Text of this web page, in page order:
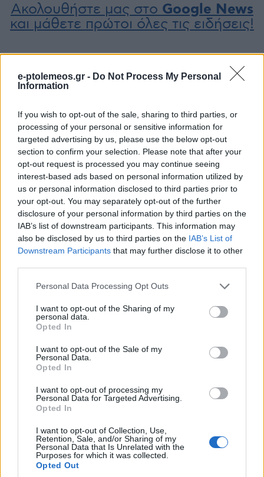
e-ptolemeos.gr - Do Not Process My Personal
Information
If you wish to opt-out of the sale, sharing to third parties, or
processing of your personal or sensitive information for
targeted advertising by us, please use the below opt-out
section to confirm your selection. Please note that after your
opt-out request is processed you may continue seeing
interest-based ads based on personal information utilized by
us or personal information disclosed to third parties prior to
your opt-out. You may separately opt-out of the further
disclosure of your personal information by third parties on the
IAB’s list of downstream participants. This information may
also be disclosed by us to third parties on the IAB’s List of
Downstream Participants that may further disclose it to other
Please note that this website/app uses one or more Google
not limited to your visit or usage behaviour. You may click to
grant or deny consent to Google and its third-party tags to
use your data for below specified purposes in below Google
consent section.
Personal Data Processing Opt Outs
I want to opt-out of the Sharing of my
personal data.
Opted In
I want to opt-out of the Sale of my
Personal Data.
Opted In
I want to opt-out of processing my
Personal Data for Targeted Advertising.
Opted In
I want to opt-out of Collection, Use,
Retention, Sale, and/or Sharing of my
Personal Data that Is Unrelated with the
Purposes for which it was collected.
Opted Out
Ακολουθήστε μας στο Google News
και μάθετε πρώτοι όλες τις ειδήσεις!